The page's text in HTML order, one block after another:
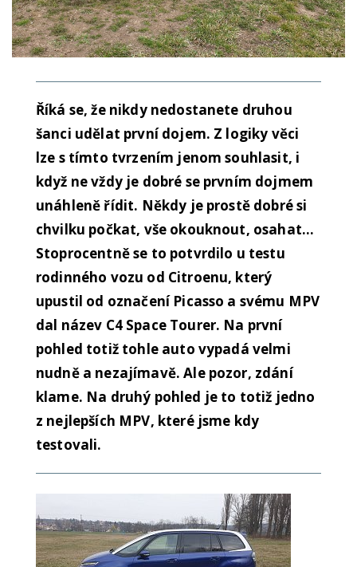
Říká se, že nikdy nedostanete druhou
šanci udělat první dojem. Z logiky věci
lze s tímto tvrzením jenom souhlasit, i
když ne vždy je dobré se prvním dojmem
unáhleně řídit. Někdy je prostě dobré si
chvilku počkat, vše okouknout, osahat…
Stoprocentně se to potvrdilo u testu
rodinného vozu od Citroenu, který
upustil od označení Picasso a svému MPV
dal název C4 Space Tourer. Na první
pohled totiž tohle auto vypadá velmi
nudně a nezajímavě. Ale pozor, zdání
klame. Na druhý pohled je to totiž jedno
z nejlepších MPV, které jsme kdy
testovali.